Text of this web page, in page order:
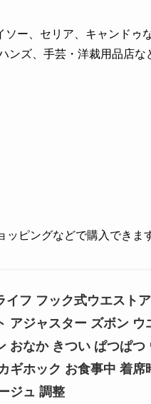
ー、セリア、キャンドゥ
ンズ、手芸・洋裁用品店な
ピングなどで購入できま
イフ フック式ウエスト
アジャスター ズボン
おなか きつい ぱつぱ
ギホック お食事中 着
ジュ 調整